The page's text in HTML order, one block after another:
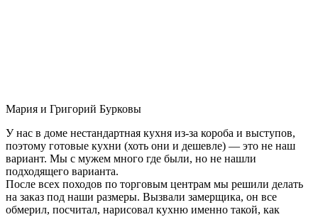
Мария и Григорий Бурковы
У нас в доме нестандартная кухня из-за короба и выступов,
поэтому готовые кухни (хоть они и дешевле) — это не наш
вариант. Мы с мужем много где были, но не нашли
подходящего варианта.
После всех походов по торговым центрам мы решили делать
на заказ под наши размеры. Вызвали замерщика, он все
обмерил, посчитал, нарисовал кухню именно такой, как